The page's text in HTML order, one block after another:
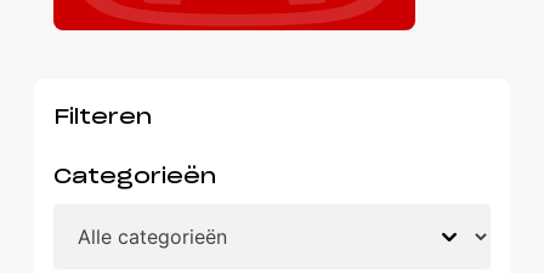
Filteren
Categorieën